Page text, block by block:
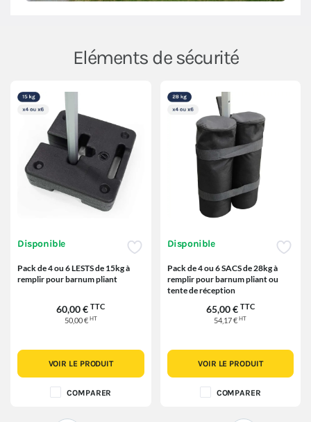
Eléments de sécurité
Disponible
Pack de 4 ou 6 LESTS de 15kg à
remplir pour barnum pliant
60,00 € TTC
50,00 € HT
VOIR LE PRODUIT
COMPARER
Disponible
Pack de 4 ou 6 SACS de 28kg à
remplir pour barnum pliant ou
tente de réception
65,00 € TTC
54,17 €HT
VOIR LE PRODUIT
COMPARER